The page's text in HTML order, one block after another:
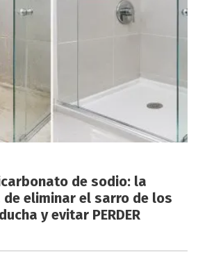
de sodio: la
de eliminar el sarro de los
y evitar PERDER